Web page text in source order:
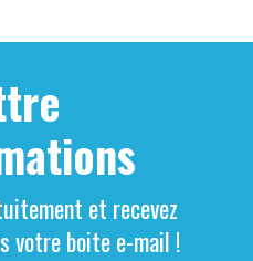
et recevez
votre boite e-mail !